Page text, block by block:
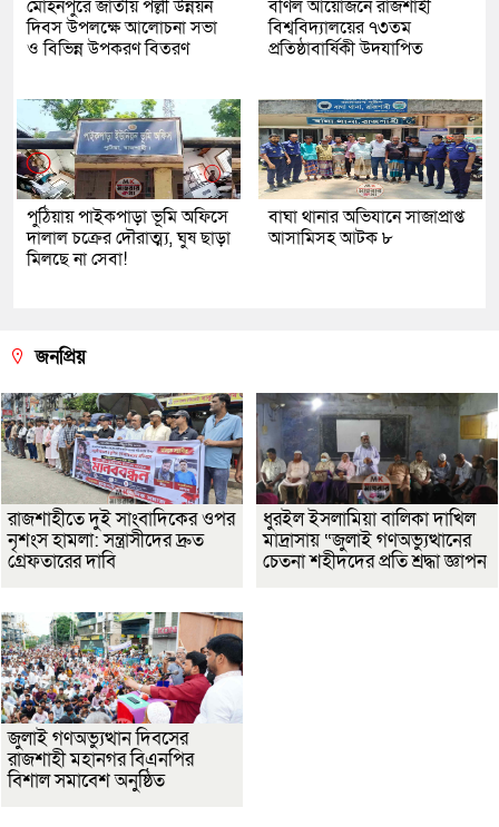
মোহনপুরে জাতীয় পল্লী উন্নয়ন
দিবস উপলক্ষে আলোচনা সভা
ও বিভিন্ন উপকরণ বিতরণ
বর্ণিল আয়োজনে রাজশাহী
বিশ্ববিদ্যালয়ের ৭৩তম
প্রতিষ্ঠাবার্ষিকী উদযাপিত
পুঠিয়ায় পাইকপাড়া ভূমি অফিসে
দালাল চক্রের দৌরাত্ম্য, ঘুষ ছাড়া
মিলছে না সেবা!
বাঘা থানার অভিযানে সাজাপ্রাপ্ত
আসামিসহ আটক ৮
জনপ্রিয়
রাজশাহীতে দুই সাংবাদিকের ওপর
নৃশংস হামলা: সন্ত্রাসীদের দ্রুত
গ্রেফতারের দাবি
ধুরইল ইসলামিয়া বালিকা দাখিল
মাদ্রাসায় “জুলাই গণঅভ্যুত্থানের
চেতনা শহীদদের প্রতি শ্রদ্ধা জ্ঞাপন
জুলাই গণঅভ্যুত্থান দিবসের
রাজশাহী মহানগর বিএনপির
বিশাল সমাবেশ অনুষ্ঠিত